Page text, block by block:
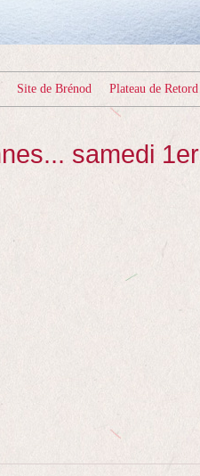
Site de Brénod Plateau de Retord
samedi 1er